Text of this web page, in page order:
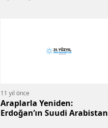
11 yıl önce
Araplarla Yeniden:
Erdoğan’ın Suudi Arabistan